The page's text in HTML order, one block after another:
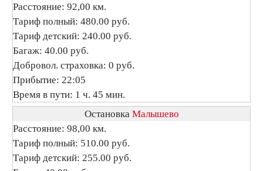
Расстояние: 92,00 км.
Тариф полный: 480.00 руб.
Тариф детский: 240.00 руб.
Багаж: 40.00 руб.
Добровол. страховка: 0 руб.
Прибытие: 22:05
Время в пути: 1 ч. 45 мин.
Остановка Малышево
Расстояние: 98,00 км.
Тариф полный: 510.00 руб.
Тариф детский: 255.00 руб.